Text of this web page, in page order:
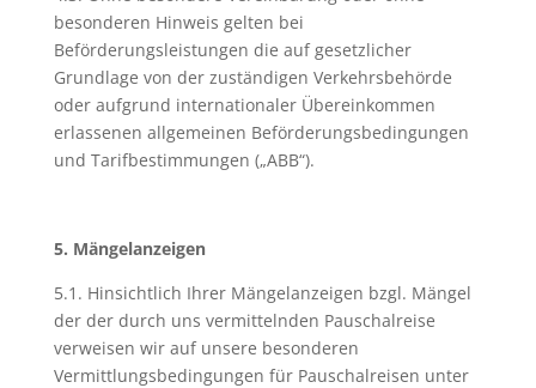
besonderen Hinweis gelten bei
Beförderungsleistungen die auf gesetzlicher
Grundlage von der zuständigen Verkehrsbehörde
oder aufgrund internationaler Übereinkommen
erlassenen allgemeinen Beförderungsbedingungen
und Tarifbestimmungen („ABB“).
5. Mängelanzeigen
5.1. Hinsichtlich Ihrer Mängelanzeigen bzgl. Mängel
der der durch uns vermittelnden Pauschalreise
verweisen wir auf unsere besonderen
Vermittlungsbedingungen für Pauschalreisen unter